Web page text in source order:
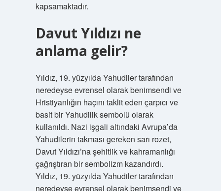
kapsamaktadır.
Davut Yıldızı ne
anlama gelir?
Yıldız, 19. yüzyılda Yahudiler tarafından
neredeyse evrensel olarak benimsendi ve
Hristiyanlığın haçını taklit eden çarpıcı ve
basit bir Yahudilik sembolü olarak
kullanıldı. Nazi işgali altındaki Avrupa’da
Yahudilerin takması gereken sarı rozet,
Davut Yıldızı’na şehitlik ve kahramanlığı
çağrıştıran bir sembolizm kazandırdı.
Yıldız, 19. yüzyılda Yahudiler tarafından
neredeyse evrensel olarak benimsendi ve